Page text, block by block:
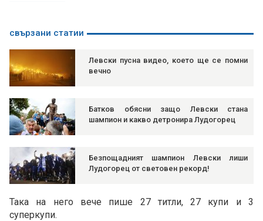
свързани статии
Левски пусна видео, което ще се помни
вечно
Батков обясни защо Левски стана
шампион и какво детронира Лудогорец
Безпощадният шампион Левски лиши
Лудогорец от световен рекорд!
Така на него вече пише 27 титли, 27 купи и 3
суперкупи.